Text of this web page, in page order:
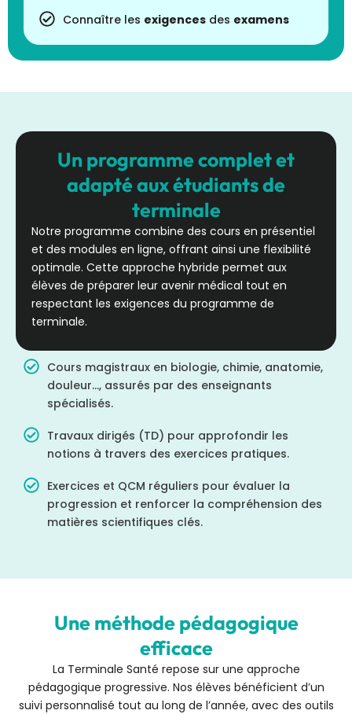
Connaître les exigences des examens
Un programme complet et
adapté aux étudiants de
terminale
Notre programme combine des cours en présentiel
et des modules en ligne, offrant ainsi une flexibilité
optimale. Cette approche hybride permet aux
élèves de préparer leur avenir médical tout en
respectant les exigences du programme de
terminale.
Cours magistraux en biologie, chimie, anatomie,
douleur…, assurés par des enseignants
spécialisés.
Travaux dirigés (TD) pour approfondir les
notions à travers des exercices pratiques.
Exercices et QCM réguliers pour évaluer la
progression et renforcer la compréhension des
matières scientifiques clés.
Une méthode pédagogique
efficace
La Terminale Santé repose sur une approche
pédagogique progressive. Nos élèves bénéficient d’un
suivi personnalisé tout au long de l’année, avec des outils